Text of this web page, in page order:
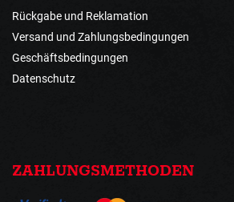
Rückgabe und Reklamation
Versand und Zahlungsbedingungen
Geschäftsbedingungen
Datenschutz
ZAHLUNGSMETHODEN